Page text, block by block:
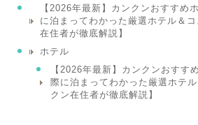
【2026年最新】カンクンおすすめ
に泊まってわかった厳選ホテル＆
在住者が徹底解説】
ホテル
【2026年最新】カンクンおすす
際に泊まってわかった厳選ホテ
クン在住者が徹底解説】